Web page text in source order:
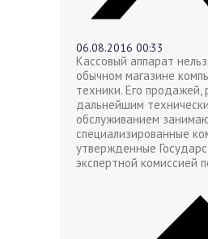
06.08.2016 00:33
Кассовый аппарат
обычном магазине
техники. Его продажей,
дальнейшим
обслуживанием
специализированные
утвержденные
экспертной комиссией